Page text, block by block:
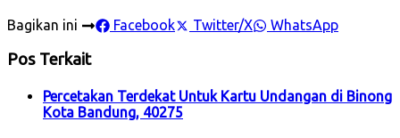
Bagikan ini Facebook Twitter/X WhatsApp
Pos Terkait
Percetakan Terdekat Untuk Kartu Undangan di Binong
Kota Bandung, 40275